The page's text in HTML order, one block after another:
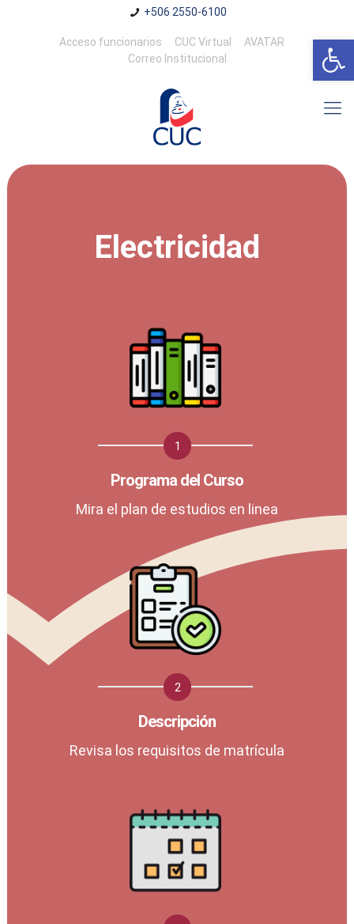
Abrir
+506 2550-6100
Acceso funcionarios CUC Virtual
AVATAR
Correo Institucional
Electricidad
1
Programa del Curso
Mira el plan de estudios en linea
2
Descripción
Revisa los requisitos de matrícula